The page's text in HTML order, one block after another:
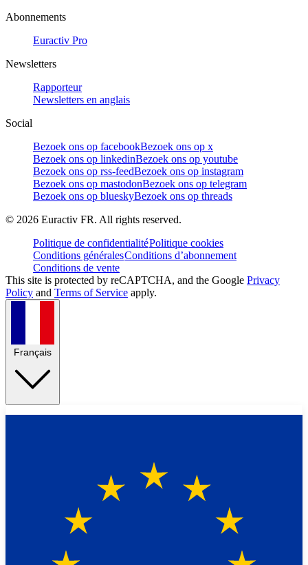
Abonnements
Euractiv Pro
Newsletters
Rapporteur
Newsletters en anglais
Social
Bezoek ons op facebookBezoek ons op x
Bezoek ons op linkedinBezoek ons op youtube
Bezoek ons op rss-feedBezoek ons op instagram
Bezoek ons op mastodonBezoek ons op telegram
Bezoek ons op blueskyBezoek ons op threads
© 2026 Euractiv FR. All rights reserved.
Politique de confidentialitéPolitique cookies
Conditions généralesConditions d’abonnement
Conditions de vente
This site is protected by reCAPTCHA, and the Google Privacy
Policy and Terms of Service apply.
Français